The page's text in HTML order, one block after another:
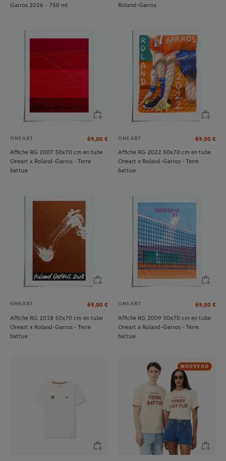
Garros 2026 - 750 ml
Roland-Garros
ONEART 69,00 €
Affiche RG 2007 50x70 cm en tube
Oneart x Roland-Garros - Terre
battue
ONEART 69,00 €
Affiche RG 2022 50x70 cm en tube
Oneart x Roland-Garros - Terre
battue
ONEART 69,00 €
Affiche RG 2018 50x70 cm en tube
Oneart x Roland-Garros - Terre
battue
ONEART 69,00 €
Affiche RG 2009 50x70 cm en tube
Oneart x Roland-Garros - Terre
battue
NOUVEAU